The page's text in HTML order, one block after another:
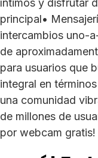
íntimos y disfrutar
principal•
intercambios uno-
de
para usuarios que
integral en
una comunidad
de millones de
por webcam gratis!